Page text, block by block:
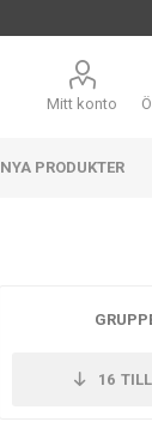
Mitt konto
NYA PRODUKTER
16